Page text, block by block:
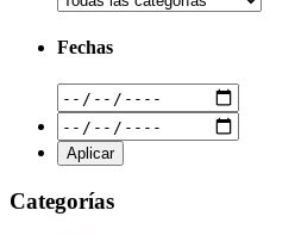
Fechas
Categorías